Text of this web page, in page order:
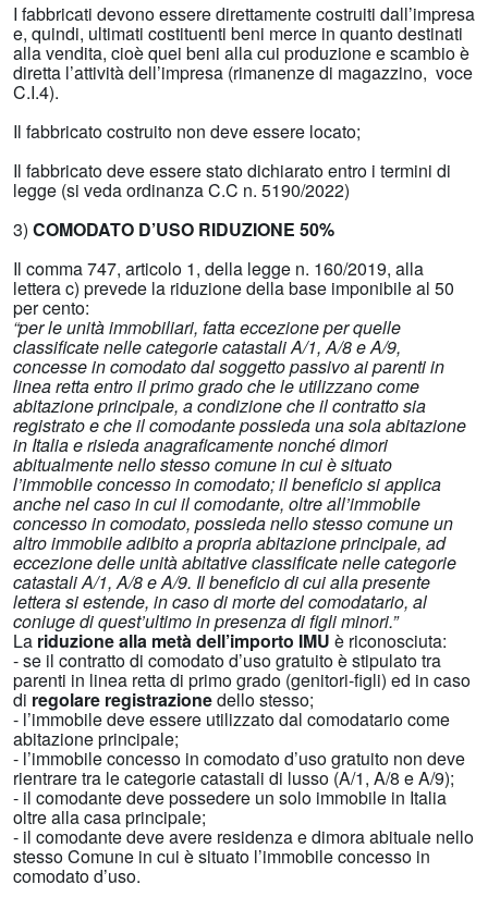
I fabbricati devono essere direttamente costruiti dall’impresa
e, quindi, ultimati costituenti beni merce in quanto destinati
alla vendita, cioè quei beni alla cui produzione e scambio è
diretta l’attività dell’impresa (rimanenze di magazzino, voce
C.I.4).
Il fabbricato costruito non deve essere locato;
Il fabbricato deve essere stato dichiarato entro i termini di
legge (si veda ordinanza C.C n. 5190/2022)
3) COMODATO D’USO RIDUZIONE 50%
Il comma 747, articolo 1, della legge n. 160/2019, alla
lettera c) prevede la riduzione della base imponibile al 50
per cento:
“per le unità immobiliari, fatta eccezione per quelle
classificate nelle categorie catastali A/1, A/8 e A/9,
concesse in comodato dal soggetto passivo ai parenti in
linea retta entro il primo grado che le utilizzano come
abitazione principale, a condizione che il contratto sia
registrato e che il comodante possieda una sola abitazione
in Italia e risieda anagraficamente nonché dimori
abitualmente nello stesso comune in cui è situato
l’immobile concesso in comodato; il beneficio si applica
anche nel caso in cui il comodante, oltre all’immobile
concesso in comodato, possieda nello stesso comune un
altro immobile adibito a propria abitazione principale, ad
eccezione delle unità abitative classificate nelle categorie
catastali A/1, A/8 e A/9. Il beneficio di cui alla presente
lettera si estende, in caso di morte del comodatario, al
coniuge di quest’ultimo in presenza di figli minori.”
La riduzione alla metà dell’importo IMU è riconosciuta:
- se il contratto di comodato d’uso gratuito è stipulato tra
parenti in linea retta di primo grado (genitori-figli) ed in caso
di regolare registrazionedello stesso;
- l’immobile deve essere utilizzato dal comodatario come
abitazione principale;
- l’immobile concesso in comodato d’uso gratuito non deve
rientrare tra le categorie catastali di lusso (A/1, A/8 e A/9);
- il comodante deve possedere un solo immobile in Italia
oltre alla casa principale;
- il comodante deve avere residenza e dimora abituale nello
stesso Comune in cui è situato l’immobile concesso in
comodato d’uso.